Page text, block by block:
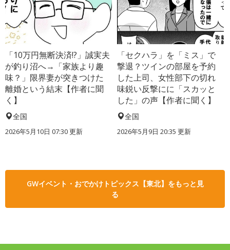
「10万円無断決済!?」誠実夫
が釣り沼へ→「家族より趣
味？」限界妻が突きつけた
離婚という結末【作者に聞
く】
全国
2026年5月10日 07:30 更新
「セクハラ」を「ミス」で
撃退？ツインの部屋を予約
した上司、女性部下の切れ
味鋭い反撃にに「スカッと
した」の声【作者に聞く】
全国
2026年5月9日 20:35 更新
GWイベント・おでかけトピックス【東北】をもっと見
る